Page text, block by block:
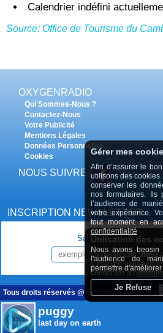
Calendrier indéfini
Source: Office de Tourisme du
puggy
last day on earth
OXYGENRADIO
Qui Sommes-Nous ?
Contactez-Nous
Votre Publicité
Mentions Légales
Données Personnelles
Cookies
NOUS SUIVRE
INSCRIPTION NEWSLETTER
Saisissez votre
Tous droits réservés @OxygenRadio.fr 2009
Utilisation des
OxygenRadio utilise
meilleure
consentez à l'
Gérer mes
Afin d’assurer le
utilisons des
conserver les
nos formulaires. Ils
l’audience de
votre expérience.
tout moment en
confidentialité
Nous avons
l'audience de
permettre